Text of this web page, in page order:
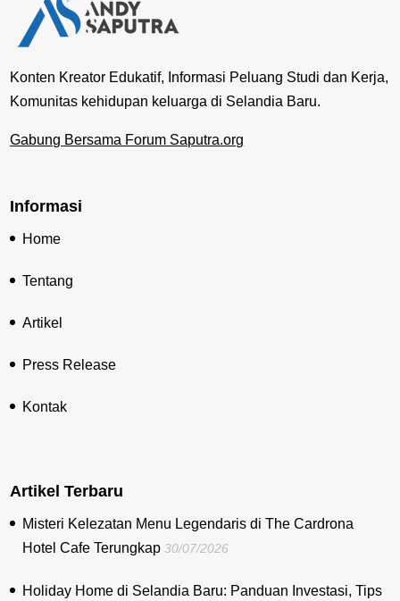
Konten Kreator Edukatif, Informasi Peluang Studi dan Kerja,
Komunitas kehidupan keluarga di Selandia Baru.
Gabung Bersama Forum Saputra.org
Informasi
Home
Tentang
Artikel
Press Release
Kontak
Artikel Terbaru
Misteri Kelezatan Menu Legendaris di The Cardrona
Hotel Cafe Terungkap 30/07/2026
Holiday Home di Selandia Baru: Panduan Investasi, Tips